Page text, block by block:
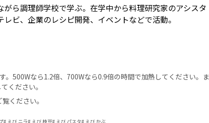
ら調理師学校で学ぶ。在学中から料理研究家のアシスタ
ビ、企業のレシピ開発、イベントなどで活動。
500Wなら1.2倍、700Wなら0.9倍の時間で加熱してください。ま
ください。
ください。
# えび ニラ# えび 枝豆# えび パスタ# えび かぶ